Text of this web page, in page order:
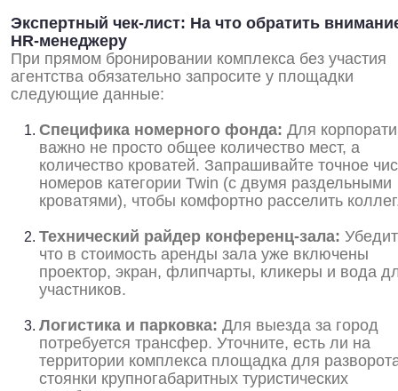
Экспертный чек-лист: На что обратить
HR-менеджеру
При прямом бронировании комплекса без участия
агентства обязательно запросите у площадки
следующие данные:
Специфика номерного фонда: Для
важно не просто общее количество мест, а
количество кроватей. Запрашивайте точное
номеров категории Twin (с двумя раздельными
кроватями), чтобы комфортно расселить
Технический райдер конференц-зала:
что в стоимость аренды зала уже включены
проектор, экран, флипчарты, кликеры и вода
участников.
Логистика и парковка: Для выезда за город
потребуется трансфер. Уточните, есть ли на
территории комплекса площадка для
стоянки крупногабаритных туристических